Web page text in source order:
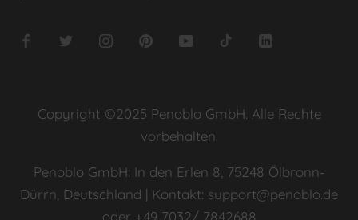
Copyright ©2025 Penoblo GmbH. Alle Rechte
vorbehalten.
Penoblo GmbH: In den Erlen 8, 75248 Ölbronn-
Dürrn, Deutschland | Kontakt: support@penoblo.de
oder +49 7032/ 7842688